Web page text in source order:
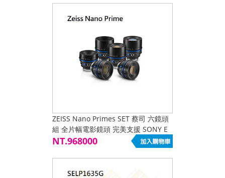
ZEISS Nano Primes SET 蔡司 六鏡頭
組 全片幅電影鏡頭 完美支援 SONY E
接環 E-mount T1.5 12片圓形光圈 防
NT.968000